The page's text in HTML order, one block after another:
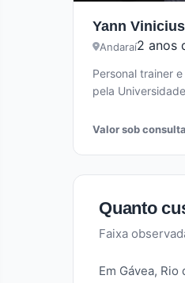
Yann
Andaraí2 anos
Personal trainer
pela
Valor sob consulta
Quanto
Faixa
Em Gávea,